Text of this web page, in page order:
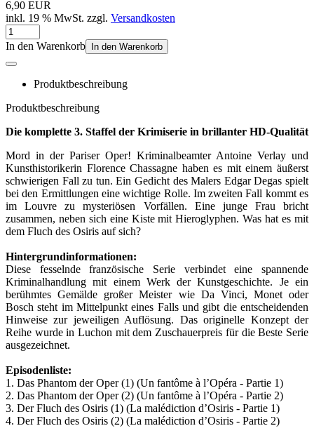
6,90 EUR
inkl. 19 % MwSt. zzgl. Versandkosten
In den Warenkorb In den Warenkorb
Produktbeschreibung
Produktbeschreibung
Die komplette 3. Staffel der Krimiserie in brillanter HD-Qualität
Mord in der Pariser Oper! Kriminalbeamter Antoine Verlay und
Kunsthistorikerin Florence Chassagne haben es mit einem äußerst
schwierigen Fall zu tun. Ein Gedicht des Malers Edgar Degas spielt
bei den Ermittlungen eine wichtige Rolle. Im zweiten Fall kommt es
im Louvre zu mysteriösen Vorfällen. Eine junge Frau bricht
zusammen, neben sich eine Kiste mit Hieroglyphen. Was hat es mit
dem Fluch des Osiris auf sich?
Hintergrundinformationen:
Diese fesselnde französische Serie verbindet eine spannende
Kriminalhandlung mit einem Werk der Kunstgeschichte. Je ein
berühmtes Gemälde großer Meister wie Da Vinci, Monet oder
Bosch steht im Mittelpunkt eines Falls und gibt die entscheidenden
Hinweise zur jeweiligen Auflösung. Das originelle Konzept der
Reihe wurde in Luchon mit dem Zuschauerpreis für die Beste Serie
ausgezeichnet.
Episodenliste:
1. Das Phantom der Oper (1) (Un fantôme à l’Opéra - Partie 1)
2. Das Phantom der Oper (2) (Un fantôme à l’Opéra - Partie 2)
3. Der Fluch des Osiris (1) (La malédiction d’Osiris - Partie 1)
4. Der Fluch des Osiris (2) (La malédiction d’Osiris - Partie 2)